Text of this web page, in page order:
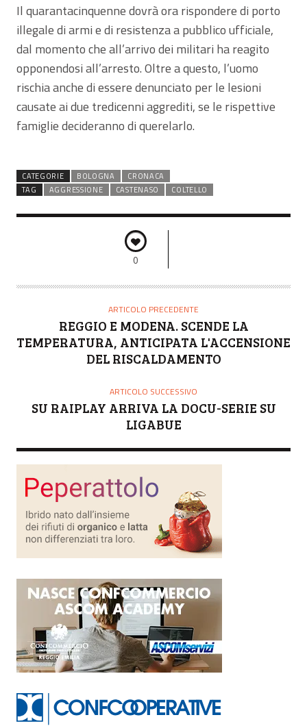
Il quarantacinquenne dovrà ora rispondere di porto
illegale di armi e di resistenza a pubblico ufficiale,
dal momento che all’arrivo dei militari ha reagito
opponendosi all’arresto. Oltre a questo, l’uomo
rischia anche di essere denunciato per le lesioni
causate ai due tredicenni aggrediti, se le rispettive
famiglie decideranno di querelarlo.
CATEGORIE BOLOGNA
CRONACA
TAG
AGGRESSIONE CASTENASO COLTELLO
0
ARTICOLO PRECEDENTE
REGGIO E MODENA. SCENDE LA
TEMPERATURA, ANTICIPATA L'ACCENSIONE
DEL RISCALDAMENTO
ARTICOLO SUCCESSIVO
SU RAIPLAY ARRIVA LA DOCU-SERIE SU
LIGABUE